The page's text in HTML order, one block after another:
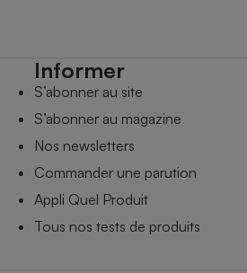
Informer
S’abonner au site
S’abonner au magazine
Nos newsletters
Commander une parution
Appli Quel Produit
Tous nos tests de produits